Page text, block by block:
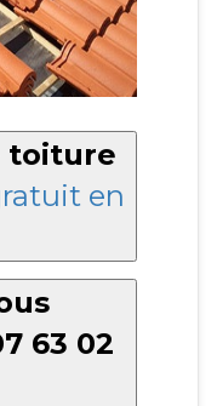
toiture
en
63 02